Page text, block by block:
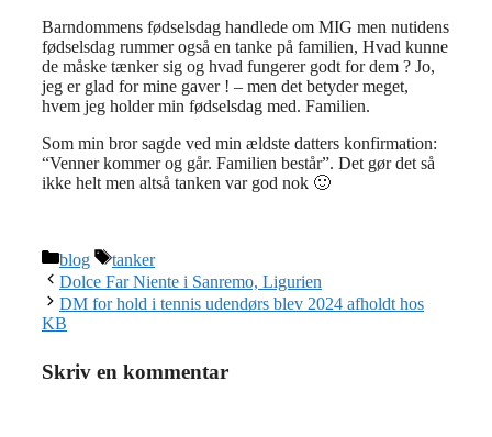
Barndommens fødselsdag handlede om MIG men nutidens
fødselsdag rummer også en tanke på familien, Hvad kunne
de måske tænker sig og hvad fungerer godt for dem ? Jo,
jeg er glad for mine gaver ! – men det betyder meget,
hvem jeg holder min fødselsdag med. Familien.
Som min bror sagde ved min ældste datters konfirmation:
“Venner kommer og går. Familien består”. Det gør det så
ikke helt men altså tanken var god nok 🙂
Kategorier
blog Tags
tanker
Dolce Far Niente i Sanremo, Ligurien
DM for hold i tennis udendørs blev 2024 afholdt hos
KB
Skriv en kommentar